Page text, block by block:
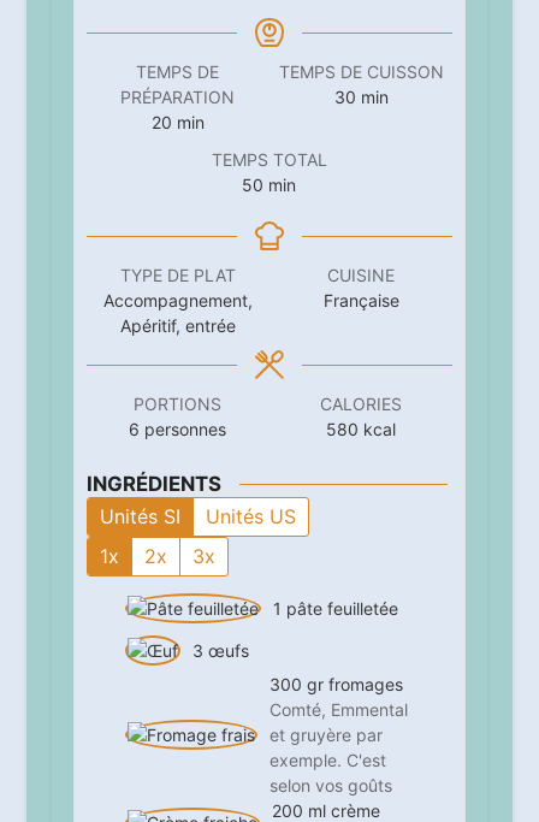
TEMPS DE
PRÉPARATION
20minutes
min
TEMPS DE CUISSON
30minutes
min
TEMPS TOTAL
50 minutes
min
TYPE DE PLAT
Accompagnement,
Apéritif, entrée
CUISINE
Française
PORTIONS
6 personnes
CALORIES
580 kcal
INGRÉDIENTS
Unités SI
Unités US
1x
2x 3x
1 pâte feuilletée
3 œufs
300 gr fromages
Comté, Emmental
et gruyère par
exemple. C'est
selon vos goûts
200 ml crème